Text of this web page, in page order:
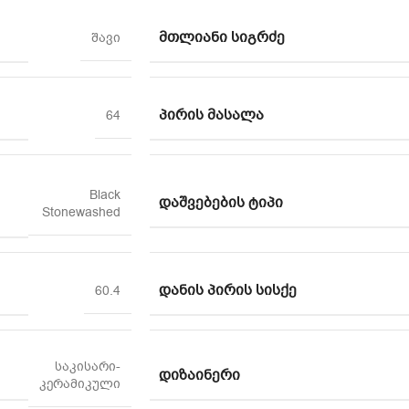
შავი ᲛᲗᲚᲘᲐᲜᲘ ᲡᲘᲒᲠᲫᲔ
64 ᲞᲘᲠᲘᲡ ᲛᲐᲡᲐᲚᲐ
Black
Stonewashed
ᲓᲐᲨᲕᲔᲑᲔᲑᲘᲡ ᲢᲘᲞᲘ
60.4 ᲓᲐᲜᲘᲡ ᲞᲘᲠᲘᲡ ᲡᲘᲡᲥᲔ
საკისარი-
კერამიკული
ᲓᲘᲖᲐᲘᲜᲔᲠᲘ